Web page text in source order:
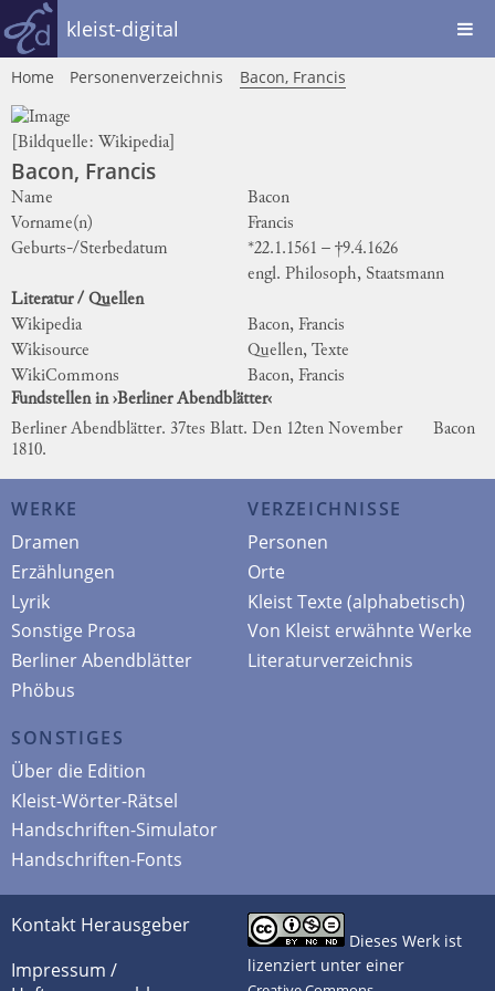
kleist-digital
Home Personenverzeichnis Bacon, Francis
[Bildquelle: Wikipedia
Bacon, Francis
Name
Bacon
Vorname(n)
Francis
Geburts-/Sterbedatum
*22.1.1561 – †9.4.1626
engl. Philosoph, Staatsmann
Literatur / Quellen
Wikipedia
Bacon, Francis
Wikisource
Quellen, Texte
WikiCommons
Bacon, Francis
Fundstellen in ›Berliner Abendblätter‹
Berliner Abendblätter. 37tes Blatt. Den 12ten November
1810.
Bacon
WERKE
Dramen
Erzählungen
Lyrik
Sonstige Prosa
Berliner Abendblätter
Phöbus
VERZEICHNISSE
Personen
Orte
Kleist Texte (alphabetisch)
Von Kleist erwähnte Werke
Literaturverzeichnis
SONSTIGES
Über die Edition
Kleist-Wörter-Rätsel
Handschriften-Simulator
Handschriften-Fonts
Kontakt Herausgeber
Impressum /
Dieses Werk ist
lizenziert unter einer